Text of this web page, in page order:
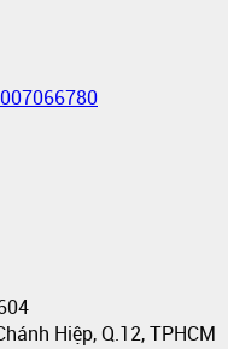
Hiệp, Q.12, TPHCM